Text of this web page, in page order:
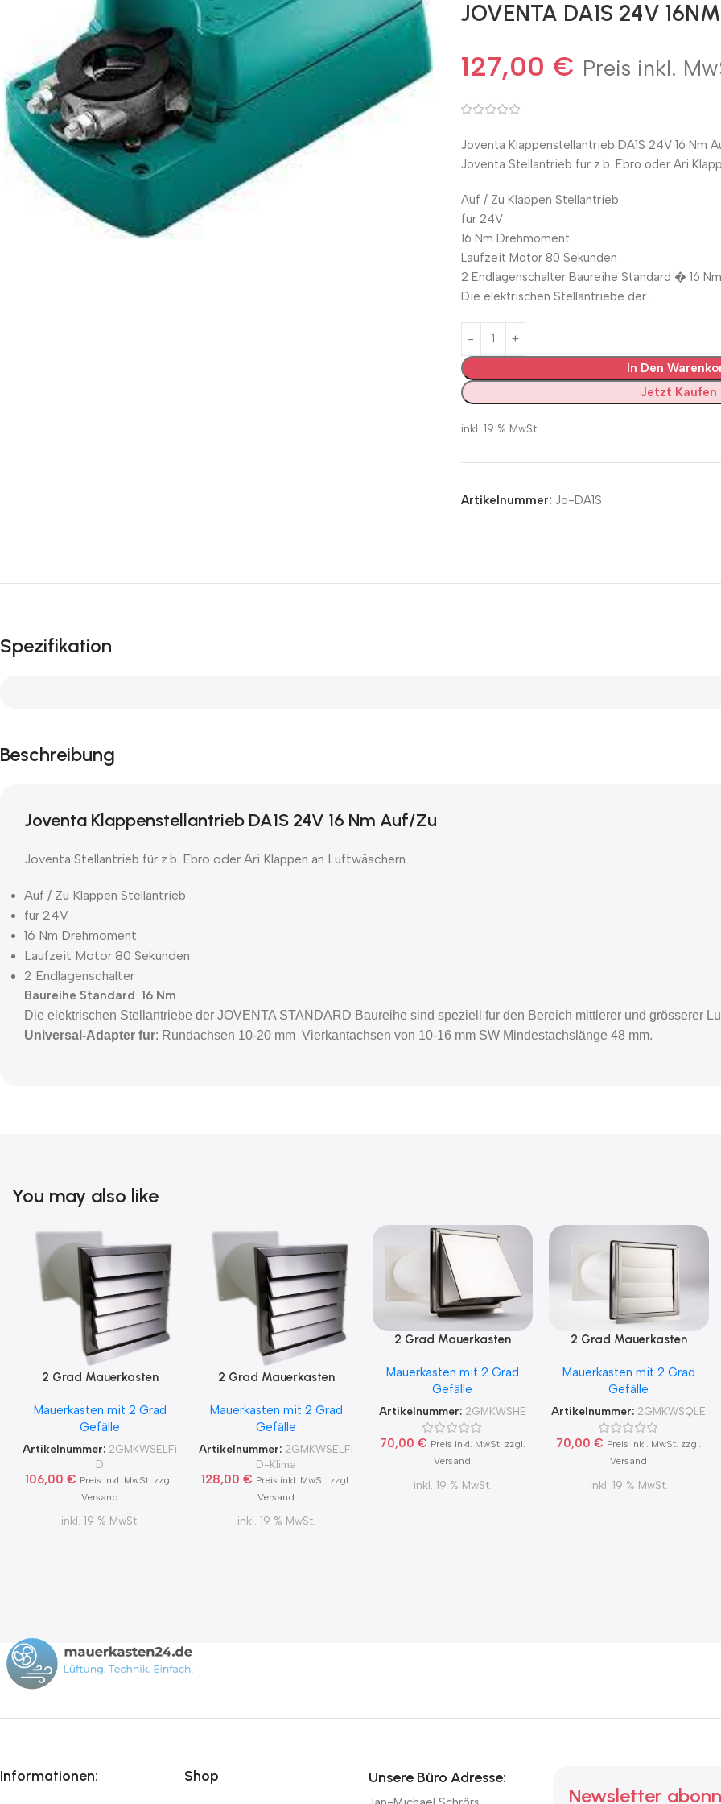
JOVENTA DA1S 24V
127,00 € Preis inkl.
Joventa Klappenstellantrieb DA1S 24V 16 Nm
Joventa Stellantrieb fur z.b. Ebro oder Ari
Auf / Zu Klappen Stellantrieb
fur 24V
16 Nm Drehmoment
Laufzeit Motor 80 Sekunden
2 Endlagenschalter Baureihe Standard � 16 Nm
Die elektrischen Stellantriebe der…
In Den
Jetzt Kaufen
inkl. 19 % MwSt.
Artikelnummer: Jo-DA1S
Spezifikation
Beschreibung
Joventa Klappenstellantrieb DA1S 24V 16 Nm Auf/Zu
Joventa Stellantrieb für z.b. Ebro oder Ari Klappen an Luftwäschern
Auf / Zu Klappen Stellantrieb
für 24V
16 Nm Drehmoment
Laufzeit Motor 80 Sekunden
2 Endlagenschalter
Baureihe Standard 16 Nm
Die elektrischen Stellantriebe der JOVENTA STANDARD Baureihe sind speziell fur den Bereich mittlerer und grösserer
Universal-Adapter fur: Rundachsen 10-20 mm Vierkantachsen von 10-16 mm SW Mindestachslänge 48 mm.
You may also like
2 Grad Mauerkasten
Kondensatablauf auch mit
Blower Door Test und
Zertifikat Ø100, 125, 150
2Grad MKWSELFiD
Mauerkasten mit 2 Grad
Gefälle
Artikelnummer: 2GMKWSELFi
D
106,00€ Preis inkl. MwSt. zzgl.
Versand
inkl. 19 % MwSt.
2 Grad Mauerkasten
Kondensatablauf für
Klimageräte Ø150 2Grad
MKWSELFiD
Mauerkasten mit 2 Grad
Gefälle
Artikelnummer: 2GMKWSELFi
D-Klima
128,00€ Preis inkl. MwSt. zzgl.
Versand
inkl. 19 % MwSt.
2 Grad Mauerkasten
Kondensatablauf auch mit
Blower Door Test und
Zertifikat Ø100, 125, 150
Mauerkasten mit 2 Grad
Gefälle
Artikelnummer: 2GMKWSHE
70,00 € Preis inkl. MwSt. zzgl.
Versand
inkl. 19 % MwSt.
2 Grad Mauerkasten
Kondensatablauf auch mit
Blower Door Test und
Zertifikat Ø100, 125, 150
Mauerkasten mit 2 Grad
Gefälle
Artikelnummer: 2GMKWSQLE
70,00 € Preis inkl. MwSt. zzgl.
Versand
inkl. 19 % MwSt.
Informationen: Shop Unsere Büro Adresse:
Newsletter